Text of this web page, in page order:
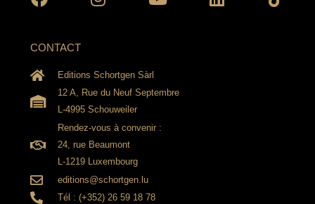
CONTACT
Editions Schortgen Sàrl
12 A, Rue du Neuf Septembre
L-4995 Schouweiler
Rendez-vous à convenir :
24, rue Beaumont
L-1219 Luxembourg
editions@schortgen.lu
Tél : (+352) 26 59 18 78